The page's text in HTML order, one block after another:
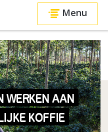
Menu
WERKEN AAN
KOFFIE